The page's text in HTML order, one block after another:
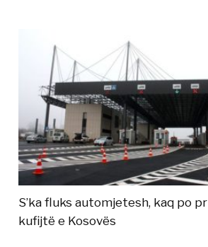
S’ka fluks automjetesh, kaq po
kufijtë e Kosovës